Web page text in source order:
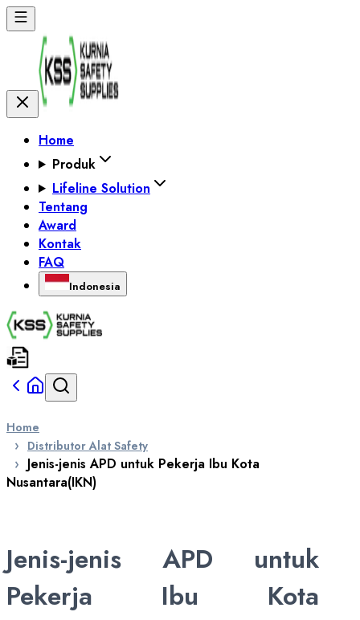
Home
Produk
Lifeline Solution
Tentang
Award
Kontak
FAQ
Indonesia
Home
Distributor Alat Safety
Jenis-jenis APD untuk Pekerja Ibu Kota
Nusantara(IKN)
Jenis-jenis APD untuk
Pekerja Ibu Kota